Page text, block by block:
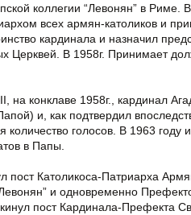
коллегии “Левонян” в
всех армян-католиков и
кардинала и назначил
Церквей. В 1958г. Принимает
на конклаве 1958г., кардинал
и, как подтвердил
количество голосов. В 1963
в Папы.
пост Католикоса-Патриарха
и одновременно
пост Кардинала-Префекта